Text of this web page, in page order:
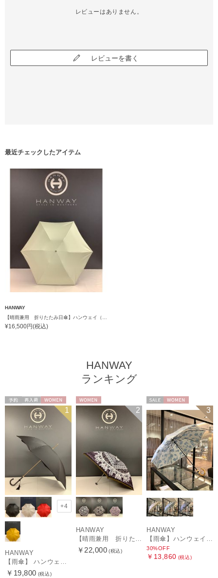
レビューはありません。
レビューを書く
最近チェックしたアイテム
HANWAY
¥16,500円(税込)
HANWAY
ランキング
予約 再入荷 WOMEN 1
+4
HANWAY
【雨傘】 ハンウェイ （HANWAY） Couturier クチュリエ 長傘 日本製
￥19,800 (税込)
WOMEN 2
HANWAY
【晴雨兼用 折りたたみ日傘】ハンウェイ（ＨＡＮＷＡＹ）Vestido de frida（べスティード・デ・フリーダ）
￥22,000 (税込)
3
HANWAY
【雨傘】ハンウェイ (HANWAY) Lily CJ（リリー・シー・ジェー） 日本製 親骨：51～55cm
30%OFF
￥13,860 (税込)